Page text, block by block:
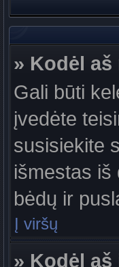
» Kodėl
Gali būti
įvedėte
susisiekite
išmestas iš
bėdų ir
Į viršų
» Kodėl